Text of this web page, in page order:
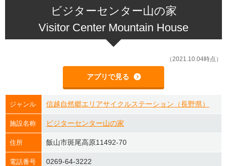
ビジターセンター山の家
Visitor Center Mountain House
（2021.10.04時点）
アプリで見る
ジャンル 信越自然郷エリアサイクルステーション（長野県）
施設名称 ビジターセンター山の家
住所 飯山市斑尾高原11492-70
電話番号 0269-64-3222